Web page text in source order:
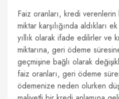
Faiz oranları, kredi verenlerin
miktar karşılığında aldıkları
yıllık olarak ifade edilirler ve
miktarına, geri ödeme
geçmişine bağlı olarak
faiz oranları, geri ödeme
ödemenize neden olurken